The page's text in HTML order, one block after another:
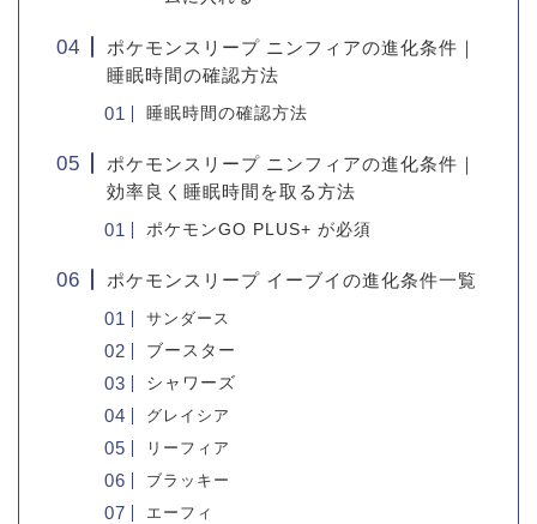
ポケモンスリープ ニンフィアの進化条件｜
睡眠時間の確認方法
睡眠時間の確認方法
ポケモンスリープ ニンフィアの進化条件｜
効率良く睡眠時間を取る方法
ポケモンGO PLUS+ が必須
ポケモンスリープ イーブイの進化条件一覧
サンダース
ブースター
シャワーズ
グレイシア
リーフィア
ブラッキー
エーフィ